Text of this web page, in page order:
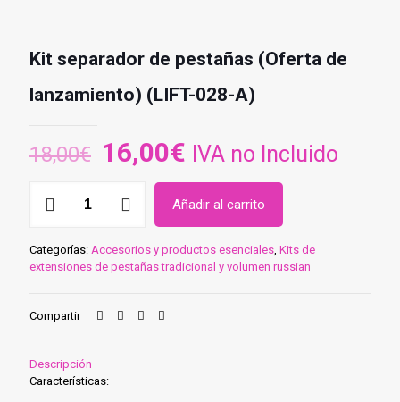
Kit separador de pestañas (Oferta de
lanzamiento) (LIFT-028-A)
18,00€ El
precio
original
18,00€.
16,00€ El
precio
actual
es:
16,00€.
IVA no Incluido
(Oferta
de
cantidad
Añadir al carrito
Categorías: Accesorios y productos esenciales, Kits de
extensiones de pestañas tradicional y volumen russian
Compartir
Descripción
Características: